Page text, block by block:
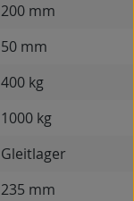
200 mm
50 mm
400 kg
1000 kg
Gleitlager
235 mm